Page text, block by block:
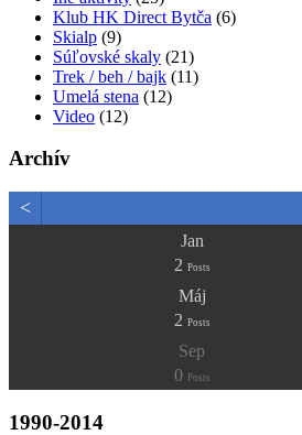
Klub HK Direct Bytča (6)
Skialp (9)
Súľovské skaly (21)
Trek / beh / bajk (11)
Umelá stena (12)
Video (12)
Archív
<
Jan
2 Posts
Máj
2 Posts
Sep
0
Posts
1990-2014